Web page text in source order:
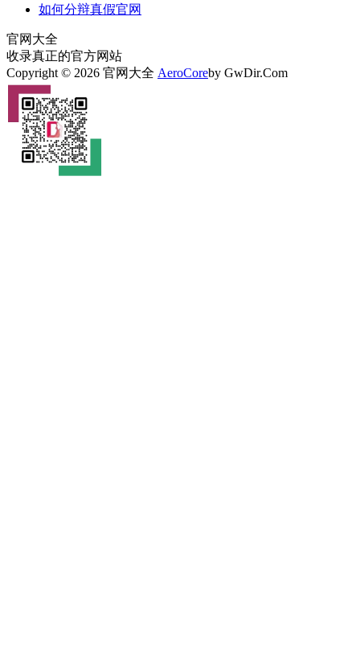
如何分辩真假官网
官网大全
收录真正的官方网站
Copyright © 2026 官网大全 AeroCoreby GwDir.Com